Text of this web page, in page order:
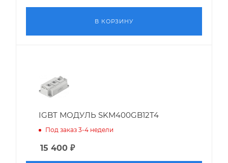
В КОРЗИНУ
IGBT МОДУЛЬ SKM400GB12T4
Под заказ 3-4 недели
15 400 ₽